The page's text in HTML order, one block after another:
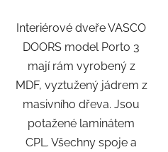
Interiérové dveře VASCO
DOORS model Porto 3
mají rám vyrobený z
MDF, vyztužený jádrem z
masivního dřeva. Jsou
potažené laminátem
CPL. Všechny spoje a